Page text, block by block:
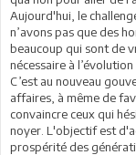
Aujourd'hui, le
n’avons pas que des
beaucoup qui sont de
nécessaire à
C’est au nouveau
affaires, à même de
convaincre ceux qui
noyer. L'objectif est
prospérité des